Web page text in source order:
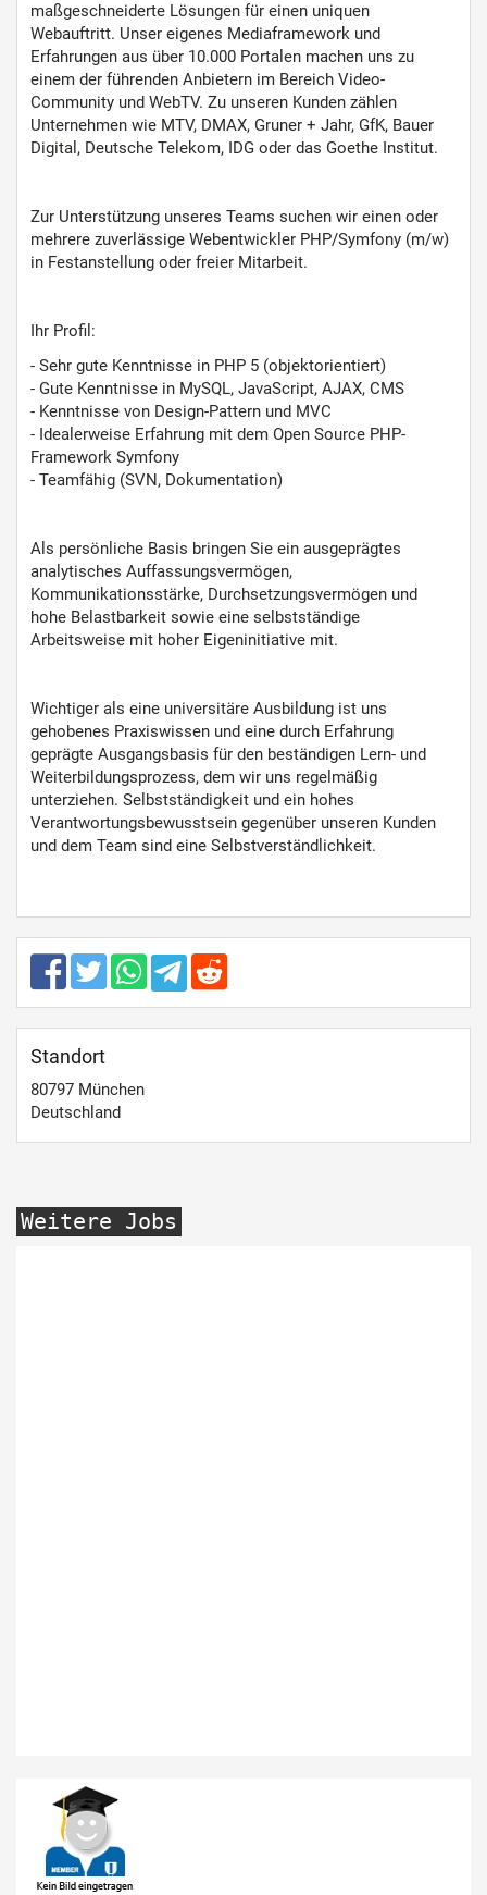
maßgeschneiderte Lösungen für einen uniquen
Webauftritt. Unser eigenes Mediaframework und
Erfahrungen aus über 10.000 Portalen machen uns zu
einem der führenden Anbietern im Bereich Video-
Community und WebTV. Zu unseren Kunden zählen
Unternehmen wie MTV, DMAX, Gruner + Jahr, GfK, Bauer
Digital, Deutsche Telekom, IDG oder das Goethe Institut.
Zur Unterstützung unseres Teams suchen wir einen oder
mehrere zuverlässige Webentwickler PHP/Symfony (m/w)
in Festanstellung oder freier Mitarbeit.
Ihr Profil:
- Sehr gute Kenntnisse in PHP 5 (objektorientiert)
- Gute Kenntnisse in MySQL, JavaScript, AJAX, CMS
- Kenntnisse von Design-Pattern und MVC
- Idealerweise Erfahrung mit dem Open Source PHP-
Framework Symfony
- Teamfähig (SVN, Dokumentation)
Als persönliche Basis bringen Sie ein ausgeprägtes
analytisches Auffassungsvermögen,
Kommunikationsstärke, Durchsetzungsvermögen und
hohe Belastbarkeit sowie eine selbstständige
Arbeitsweise mit hoher Eigeninitiative mit.
Wichtiger als eine universitäre Ausbildung ist uns
gehobenes Praxiswissen und eine durch Erfahrung
geprägte Ausgangsbasis für den beständigen Lern- und
Weiterbildungsprozess, dem wir uns regelmäßig
unterziehen. Selbstständigkeit und ein hohes
Verantwortungsbewusstsein gegenüber unseren Kunden
und dem Team sind eine Selbstverständlichkeit.
Standort
80797 München
Deutschland
Weitere Jobs